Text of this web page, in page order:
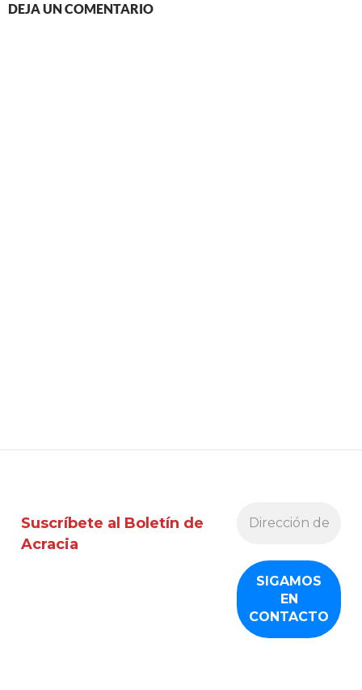
DEJA UN COMENTARIO
Suscríbete al Boletín de
Acracia